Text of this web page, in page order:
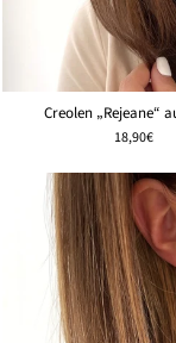
Creolen „Rejeane“
18,90€